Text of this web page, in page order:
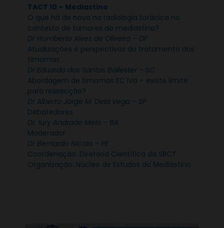
TACT 10 – Mediastino
O que há de novo na radiologia torácica no
contexto de tumores do mediastino?
Dr Humberto Alves de Oliveira – DF
Atualizações e perspectivas do tratamento dos
timomas.
Dr Eduardo dos Santos Ballester – SC
Abordagem de timomas EC IVa – existe limite
para ressecção?
Dr Alberto Jorge M. Dela Vega – SP
Debatedores
Dr. Iury Andrade Melo – BA
Moderador
Dr Bernardo Nicola – PE
Coordenação: Diretoria Científica da SBCT
Organização: Núcleo de Estudos do Mediastino